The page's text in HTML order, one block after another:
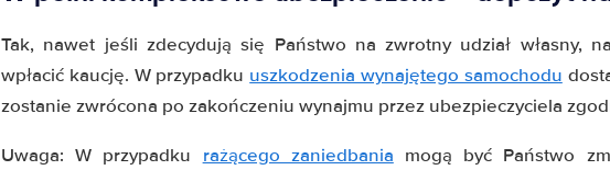
Tak, nawet jeśli zdecydują się Państwo na zwrotny udział własny,
wpłacić kaucję. W przypadku uszkodzenia wynajętego samochodu
zostanie zwrócona po zakończeniu wynajmu przez ubezpieczyciela
Uwaga: W przypadku rażącego zaniedbania mogą być Państwo